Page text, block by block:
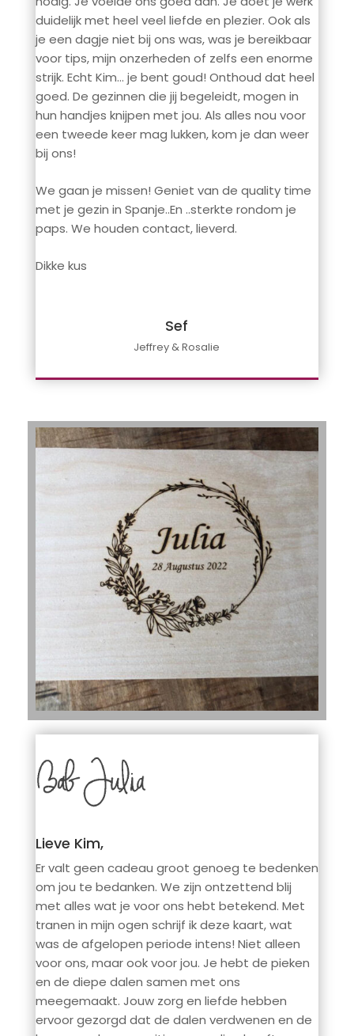
duidelijk met heel veel liefde en plezier. Ook als
je een dagje niet bij ons was, was je bereikbaar
voor tips, mijn onzerheden of zelfs een enorme
strijk. Echt Kim… je bent goud! Onthoud dat heel
goed. De gezinnen die jij begeleidt, mogen in
hun handjes knijpen met jou. Als alles nou voor
een tweede keer mag lukken, kom je dan weer
bij ons!
We gaan je missen! Geniet van de quality time
met je gezin in Spanje..En ..sterkte rondom je
paps. We houden contact, lieverd.
Dikke kus
Sef
Jeffrey & Rosalie
Lieve Kim,
Er valt geen cadeau groot genoeg te bedenken
om jou te bedanken. We zijn ontzettend blij
met alles wat je voor ons hebt betekend. Met
tranen in mijn ogen schrijf ik deze kaart, wat
was de afgelopen periode intens! Niet alleen
voor ons, maar ook voor jou. Je hebt de pieken
en de diepe dalen samen met ons
meegemaakt. Jouw zorg en liefde hebben
ervoor gezorgd dat de dalen verdwenen en de